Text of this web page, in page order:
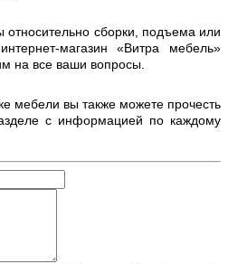
относительно сборки, подъема или
магазин «Витра мебель»
на все ваши вопросы.
мебели вы также можете прочесть
с информацией по каждому